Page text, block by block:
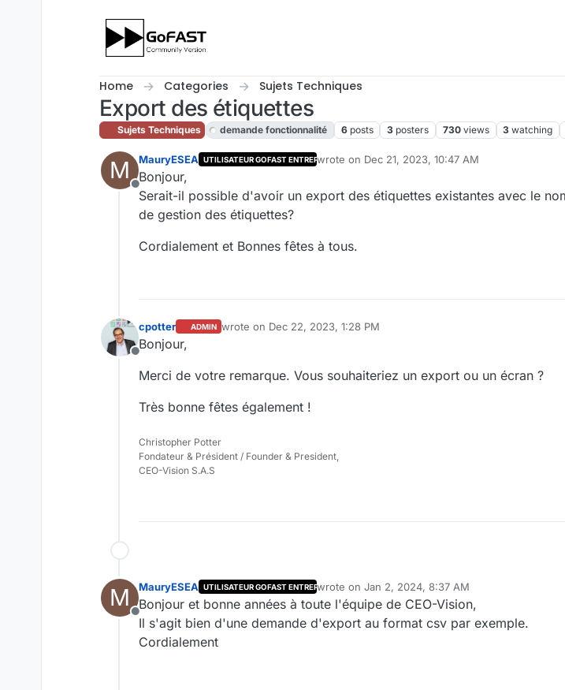
Home Categories Sujets Techniques
Export des étiquettes
Sujets Techniques demande fonctionnalité 6 posts 3 posters 730 views 3 watching
M
Offline
MauryESEA UTILISATEUR GOFAST ENTREPRISEwrote on Dec 21, 2023, 10:47 AM
last edited by cpotterSep 24, 2024, 11:03 AM
Bonjour,
Serait-il possible d'avoir un export des étiquettes existantes avec le
de gestion des étiquettes?
Cordialement et Bonnes fêtes à tous.
Offline
cpotter ADMIN wrote on Dec 22, 2023, 1:28 PM
last edited by
Bonjour,
Merci de votre remarque. Vous souhaiteriez un export ou un écran ?
Très bonne fêtes également !
Christopher Potter
Fondateur & Président / Founder & President,
CEO-Vision S.A.S
M
Offline
MauryESEA UTILISATEUR GOFAST ENTREPRISEwrote on Jan 2, 2024, 8:37 AM
last edited by
Bonjour et bonne années à toute l'équipe de CEO-Vision,
Il s'agit bien d'une demande d'export au format csv par exemple.
Cordialement